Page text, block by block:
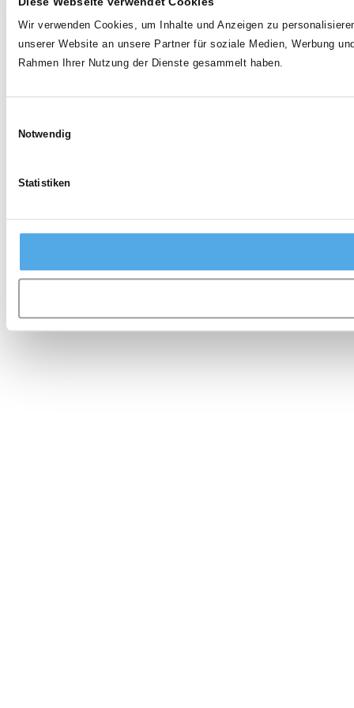
Wir verwenden Cookies, um Inhalte und Anzeigen zu
unserer Website an unsere Partner für soziale Medien, Werbung
Rahmen Ihrer Nutzung der Dienste gesammelt haben.
Notwendig
Statistiken